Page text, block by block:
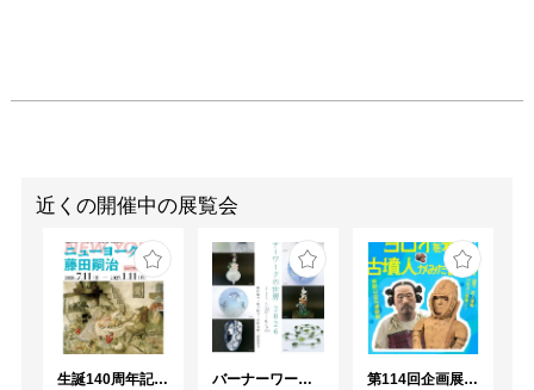
近くの開催中の展覧会
生誕140周年記念企画 ニューヨークの藤田嗣治
バーナーワークの世界 2026
第114回企画展 群馬県金井遺跡群出土品 重要文化財指定記念 「ヨロイを着た古墳人がみた世界－奇跡の金井遺跡群－」